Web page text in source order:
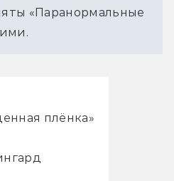
«Паранормальные
плёнка»